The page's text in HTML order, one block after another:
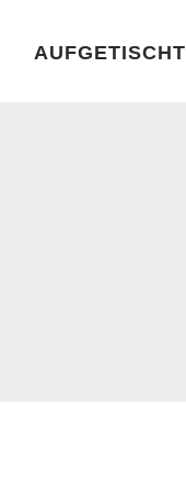
AUFGETISCHT